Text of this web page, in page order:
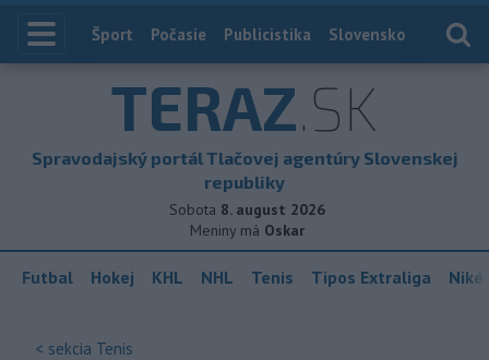
Index
Šport Počasie Publicistika Slovensko
TERAZ.SK
Spravodajský portál Tlačovej agentúry Slovenskej
republiky
Sobota 8. august 2026
Meniny má Oskar
Futbal Hokej KHL NHL Tenis Tipos Extraliga
< sekcia Tenis